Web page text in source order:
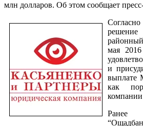
млн долларов. Об этом сообщает
мая
и
выплате
как
компании